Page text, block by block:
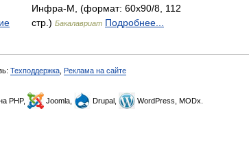
Инфра-М, (формат: 60x90/8, 112
стр.) Бакалавриат Подробнее...
Техподдержка Реклама на сайте
PHP, Joomla, Drupal, WordPress, MODx.